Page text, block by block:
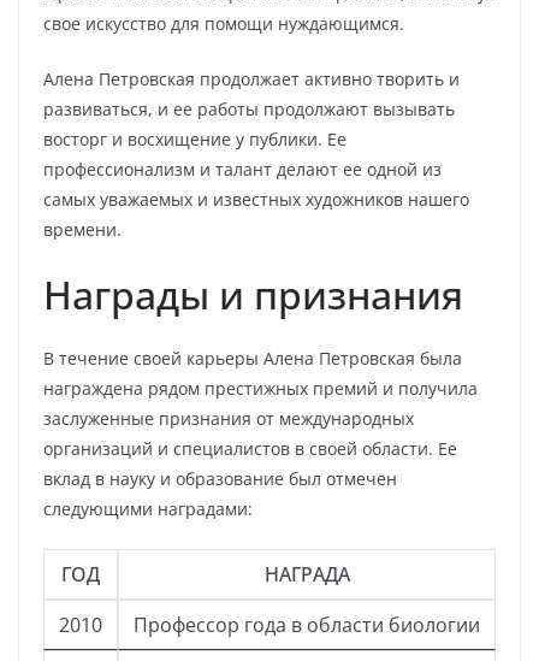
свое искусство для помощи нуждающимся.
Алена Петровская продолжает активно творить и
развиваться, и ее работы продолжают вызывать
восторг и восхищение у публики. Ее
профессионализм и талант делают ее одной из
самых уважаемых и известных художников нашего
времени.
Награды и признания
В течение своей карьеры Алена Петровская была
награждена рядом престижных премий и получила
заслуженные признания от международных
организаций и специалистов в своей области. Ее
вклад в науку и образование был отмечен
следующими наградами:
ГОД
НАГРАДА
2010
Профессор года в области биологии